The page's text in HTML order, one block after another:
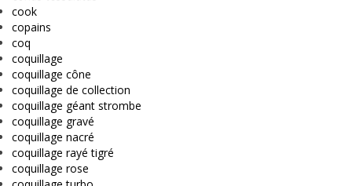
cook
copains
coq
coquillage
coquillage cône
coquillage de collection
coquillage géant strombe
coquillage gravé
coquillage nacré
coquillage rayé tigré
coquillage rose